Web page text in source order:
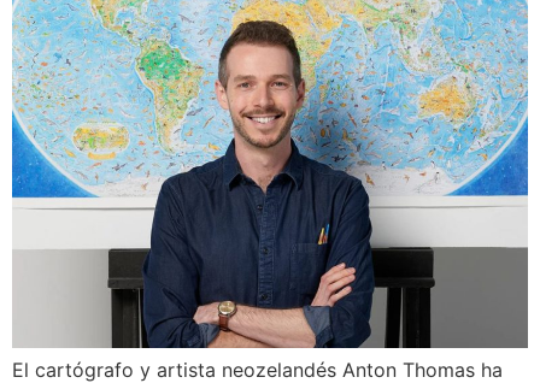
El cartógrafo y artista neozelandés Anton Thomas ha